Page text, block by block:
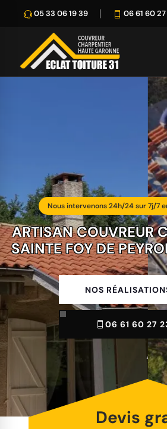
05 33 06 19 39 06 61 60
Nous intervenons 24h/24 sur 7j/7
ARTISAN COUVREUR
SAINTE FOY DE
NOS
06 61 60 27
Devis